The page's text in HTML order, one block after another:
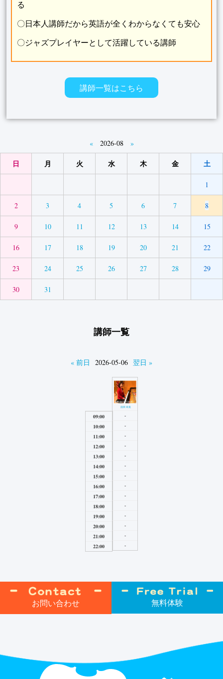
る
〇日本人講師だから英語が全くわからなくても安心
〇ジャズプレイヤーとして活躍している講師
講師一覧はこちら
« 2026-08 »
日 月 火 水 木 金 土
1
2 3 4 5 6 7 8
9 10 11 12 13 14 15
16 17 18 19 20 21 22
23 24 25 26 27 28 29
30 31
講師一覧
« 前日 2026-05-06 翌日 »
09:00
10:00
11:00
12:00
13:00
14:00
15:00
16:00
17:00
18:00
19:00
20:00
21:00
22:00
前田幸美
-
-
-
-
-
-
-
-
-
-
-
-
-
-
お問い合わせ 無料体験